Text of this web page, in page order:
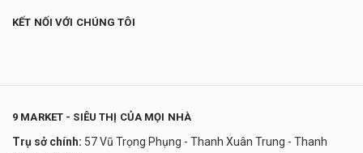
KẾT NỐI VỚI CHÚNG TÔI
9 MARKET - SIÊU THỊ CỦA MỌI NHÀ
Trụ sở chính: 57 Vũ Trọng Phụng - Thanh Xuân Trung - Thanh